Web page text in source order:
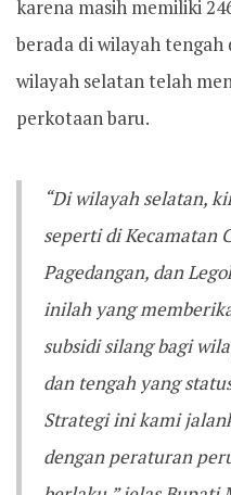
karena masih memiliki
berada di wilayah
wilayah selatan telah
perkotaan baru.
“Di wilayah selatan,
seperti di Kecamatan
Pagedangan, dan
inilah yang
subsidi silang bagi
dan tengah yang
Strategi ini kami
dengan peraturan